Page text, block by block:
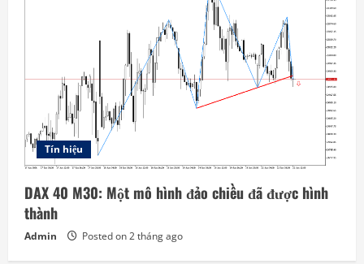
Tín hiệu
DAX 40 M30: Một mô hình đảo chiều đã được hình
thành
Admin Posted on 2 tháng ago